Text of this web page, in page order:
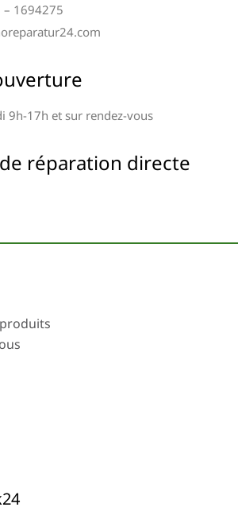
– 1694275
9h-17h et sur rendez-vous
réparation directe